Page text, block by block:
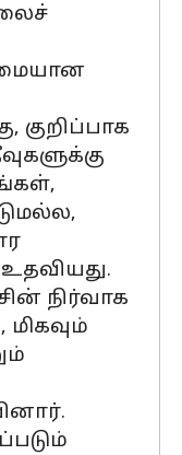
குறிப்பாக
நிர்வாக